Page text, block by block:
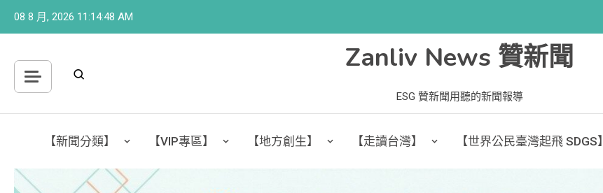
08 8 月, 2026 11:14:50 AM
Zanliv News 贊新聞
ESG 贊新聞用聽的新聞報導
【新聞分類】 【VIP專區】 【地方創生】 【走讀台灣】 【世界公民臺灣起飛 SDGS】